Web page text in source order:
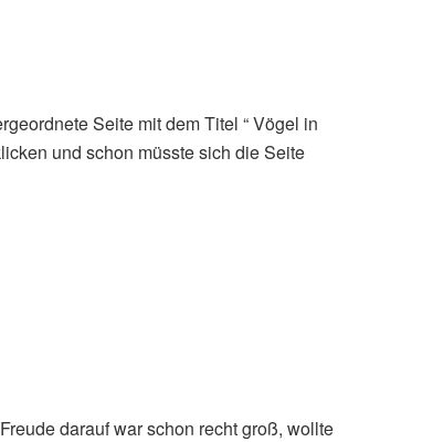
Seite mit dem Titel “ Vögel in
und schon müsste sich die Seite
darauf war schon recht groß, wollte